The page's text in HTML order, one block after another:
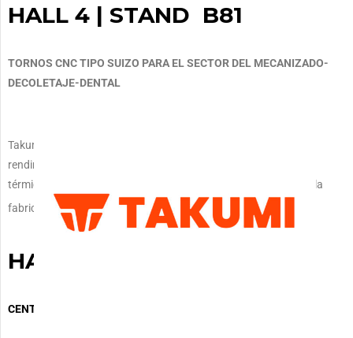
HALL 4 | STAND B81
TORNOS CNC TIPO SUIZO PARA EL SECTOR DEL MECANIZADO-
DECOLETAJE-DENTAL
Takumi estará presenta con sus centros de mecanizado de alto
rendimiento, que se caracterizan por su alta rigidez, estabilidad
térmica y dinámica. Cubren todo el espectro de mecanizado de la
fabricación de herramientas y moldes: 3 ejes , 5 ejes y grafito.
HALL 10 | STAND B62
CENTROS DE MECANIZADO DE 3 Y 5 EJES